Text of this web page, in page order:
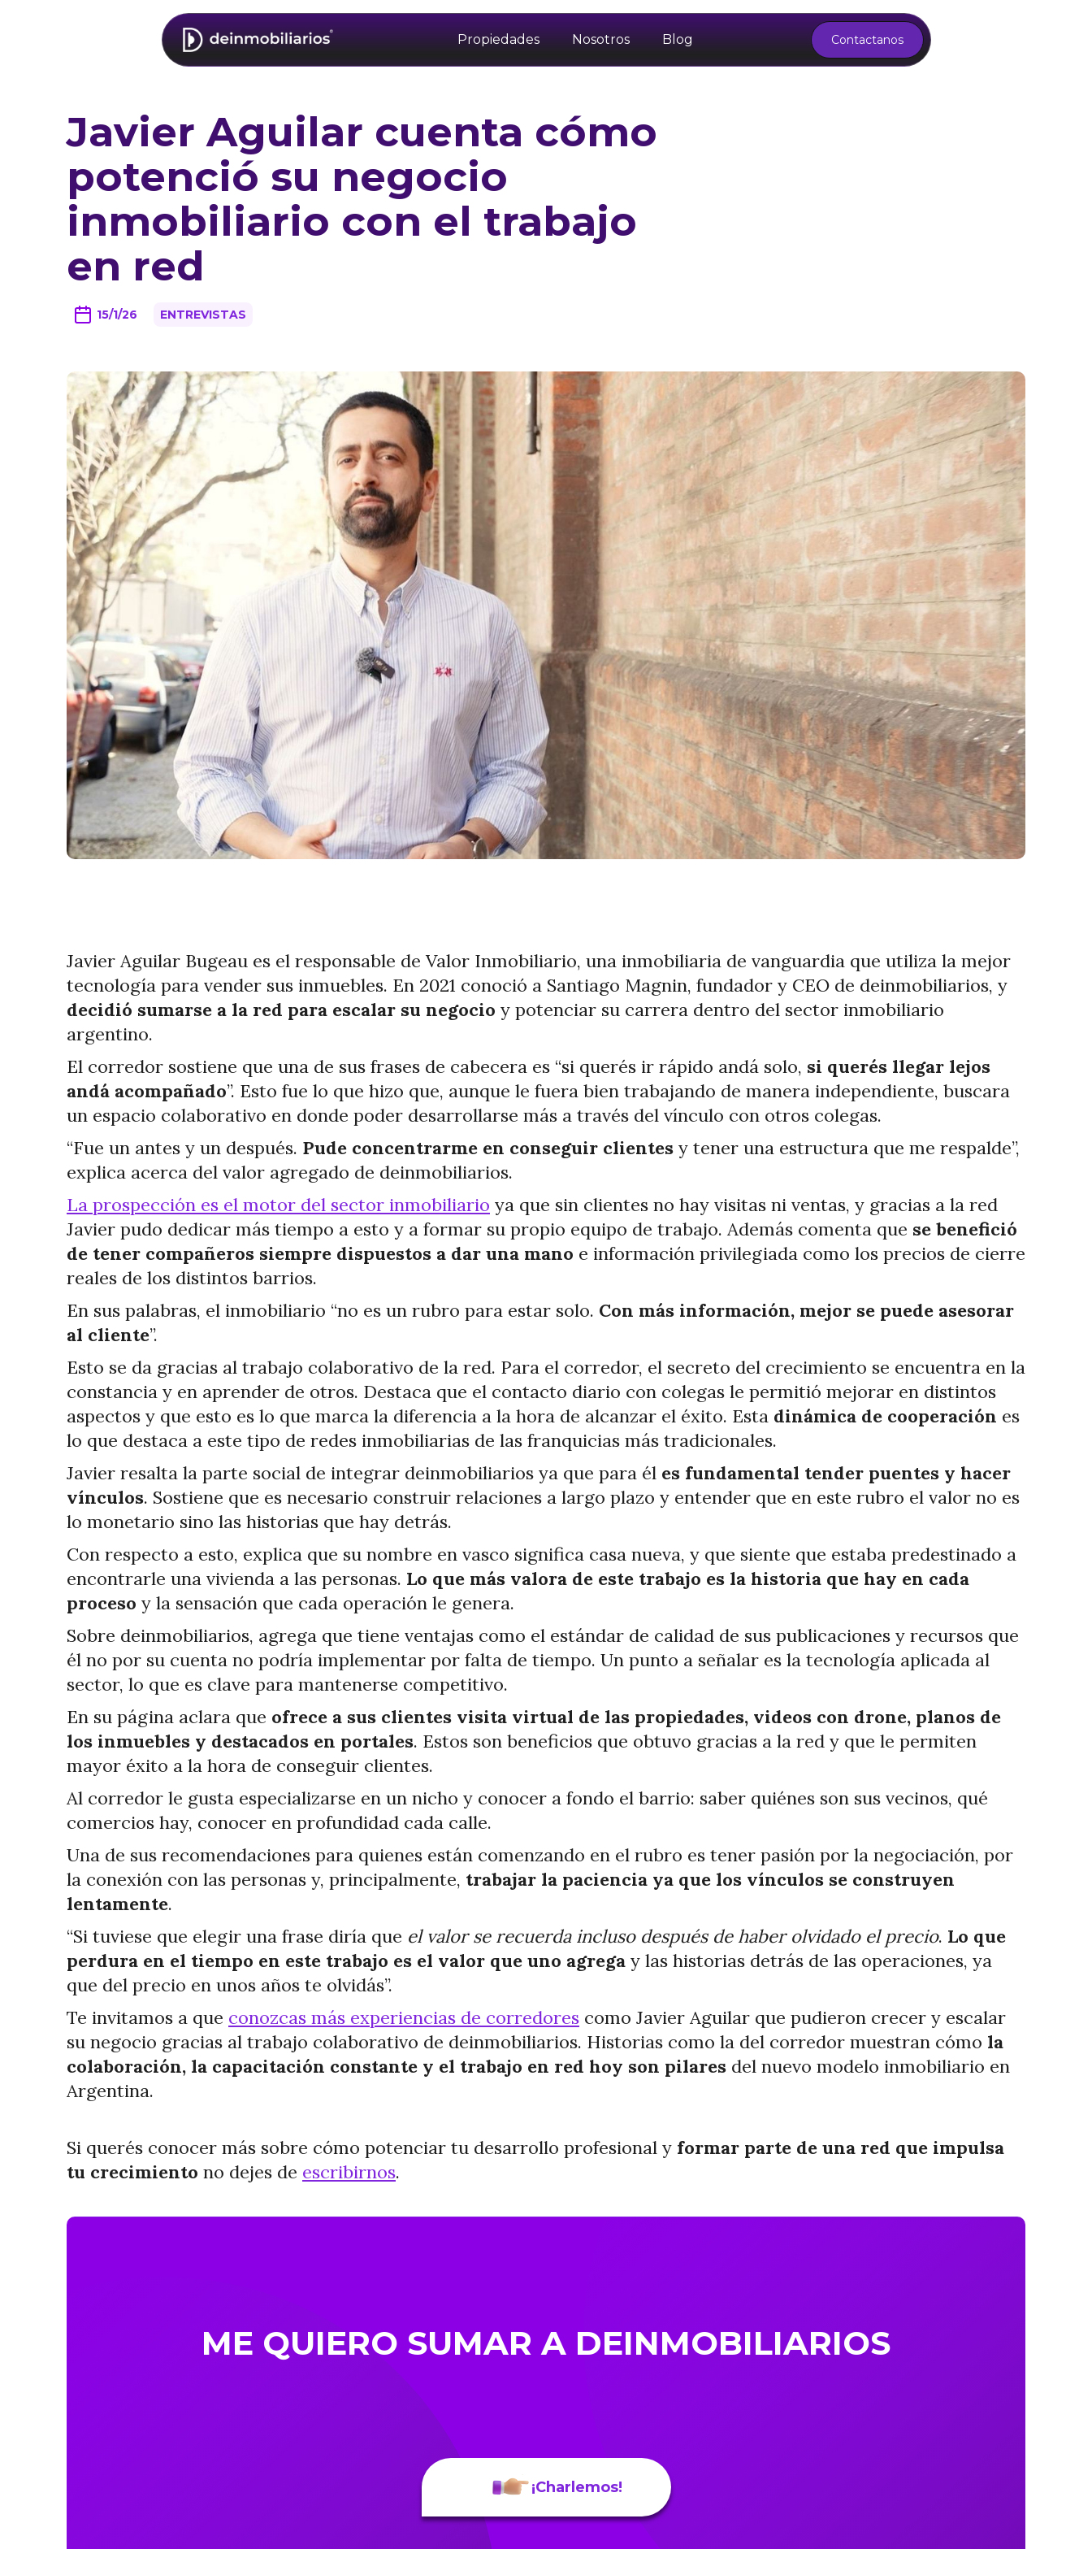
Javier Aguilar cuenta cómo
potenció su negocio
inmobiliario con el trabajo
en red
15/1/26 ENTREVISTAS
Propiedades Nosotros Blog Contactanos
Javier Aguilar Bugeau es el responsable de Valor Inmobiliario, una inmobiliaria de vanguardia que utiliza la mejor
tecnología para vender sus inmuebles. En 2021 conoció a Santiago Magnin, fundador y CEO de deinmobiliarios, y
decidió sumarse a la red para escalar su negocio y potenciar su carrera dentro del sector inmobiliario
argentino.
El corredor sostiene que una de sus frases de cabecera es “si querés ir rápido andá solo, si querés llegar lejos
andá acompañado”. Esto fue lo que hizo que, aunque le fuera bien trabajando de manera independiente, buscara
un espacio colaborativo en donde poder desarrollarse más a través del vínculo con otros colegas.
“Fue un antes y un después. Pude concentrarme en conseguir clientes y tener una estructura que me respalde”,
explica acerca del valor agregado de deinmobiliarios.
La prospección es el motor del sector inmobiliario ya que sin clientes no hay visitas ni ventas, y gracias a la red
Javier pudo dedicar más tiempo a esto y a formar su propio equipo de trabajo. Además comenta que se benefició
de tener compañeros siempre dispuestos a dar una mano e información privilegiada como los precios de cierre
reales de los distintos barrios.
En sus palabras, el inmobiliario “no es un rubro para estar solo. Con más información, mejor se puede asesorar
al cliente”.
Esto se da gracias al trabajo colaborativo de la red. Para el corredor, el secreto del crecimiento se encuentra en la
constancia y en aprender de otros. Destaca que el contacto diario con colegas le permitió mejorar en distintos
aspectos y que esto es lo que marca la diferencia a la hora de alcanzar el éxito. Esta dinámica de cooperación es
lo que destaca a este tipo de redes inmobiliarias de las franquicias más tradicionales.
Javier resalta la parte social de integrar deinmobiliarios ya que para él es fundamental tender puentes y hacer
vínculos. Sostiene que es necesario construir relaciones a largo plazo y entender que en este rubro el valor no es
lo monetario sino las historias que hay detrás.
Con respecto a esto, explica que su nombre en vasco significa casa nueva, y que siente que estaba predestinado a
encontrarle una vivienda a las personas. Lo que más valora de este trabajo es la historia que hay en cada
proceso y la sensación que cada operación le genera.
Sobre deinmobiliarios, agrega que tiene ventajas como el estándar de calidad de sus publicaciones y recursos que
él no por su cuenta no podría implementar por falta de tiempo. Un punto a señalar es la tecnología aplicada al
sector, lo que es clave para mantenerse competitivo.
En su página aclara que ofrece a sus clientes visita virtual de las propiedades, videos con drone, planos de
los inmuebles y destacados en portales. Estos son beneficios que obtuvo gracias a la red y que le permiten
mayor éxito a la hora de conseguir clientes.
Al corredor le gusta especializarse en un nicho y conocer a fondo el barrio: saber quiénes son sus vecinos, qué
comercios hay, conocer en profundidad cada calle.
Una de sus recomendaciones para quienes están comenzando en el rubro es tener pasión por la negociación, por
la conexión con las personas y, principalmente, trabajar la paciencia ya que los vínculos se construyen
lentamente.
“Si tuviese que elegir una frase diría que el valor se recuerda incluso después de haber olvidado el precio. Lo que
perdura en el tiempo en este trabajo es el valor que uno agrega y las historias detrás de las operaciones, ya
que del precio en unos años te olvidás”.
Te invitamos a que conozcas más experiencias de corredores como Javier Aguilar que pudieron crecer y escalar
su negocio gracias al trabajo colaborativo de deinmobiliarios. Historias como la del corredor muestran cómo la
colaboración, la capacitación constante y el trabajo en red hoy son pilares del nuevo modelo inmobiliario en
Argentina.
Si querés conocer más sobre cómo potenciar tu desarrollo profesional y formar parte de una red que impulsa
tu crecimiento no dejes de escribirnos.
ME QUIERO SUMAR A DEINMOBILIARIOS
¡Charlemos!